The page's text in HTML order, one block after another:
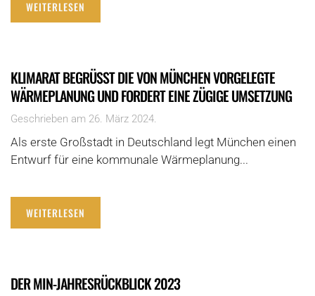
WEITERLESEN
KLIMARAT BEGRÜSST DIE VON MÜNCHEN VORGELEGTE W
ÄRMEPLANUNG UND FORDERT EINE ZÜGIGE UMSETZUNG
Geschrieben am 26. März 2024.
Als erste Großstadt in Deutschland legt München einen
Entwurf für eine kommunale Wärmeplanung...
WEITERLESEN
DER MIN-JAHRESRÜCKBLICK 2023